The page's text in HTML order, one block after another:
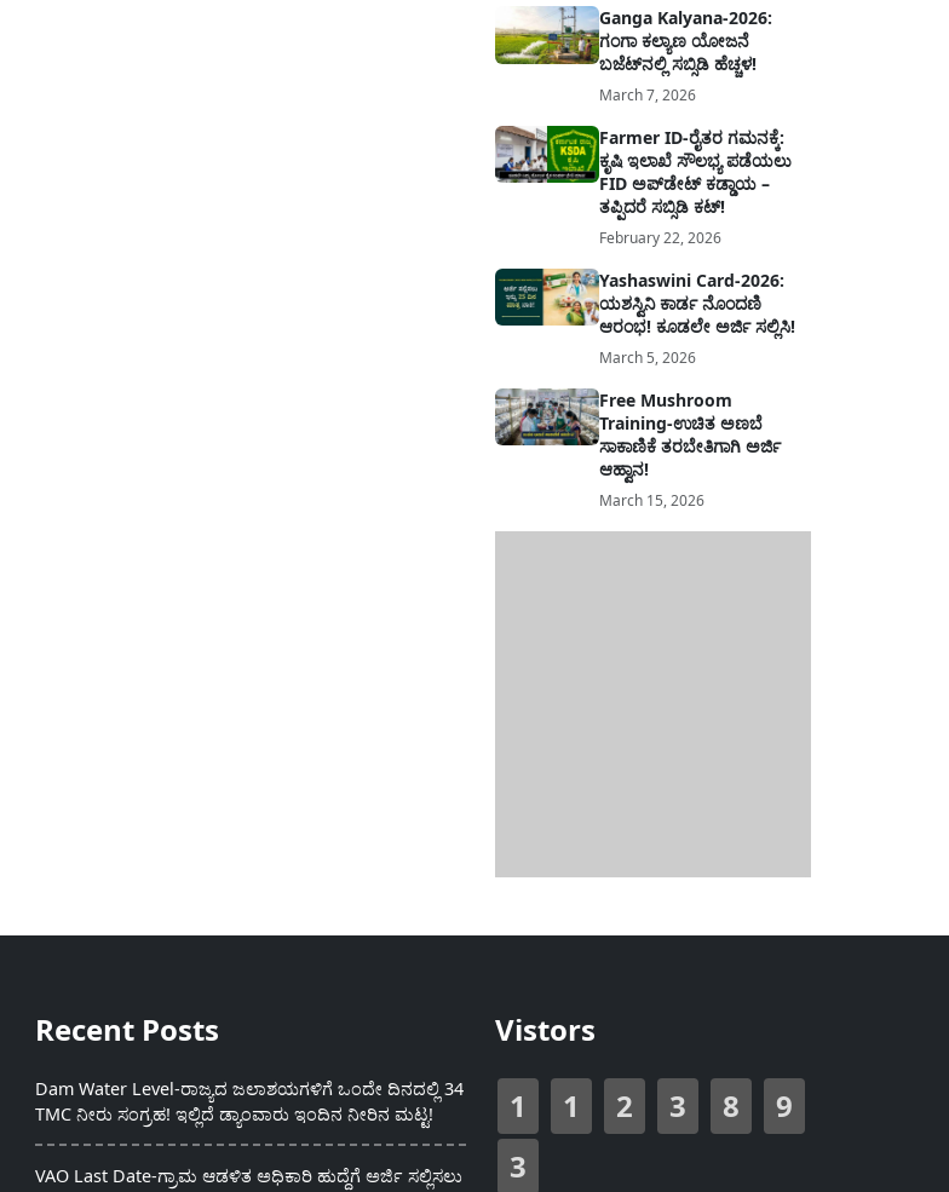
ಸಮಾಜಕ್ಕಾಗಿ ದುಡಿತಿರುತ್ತಾರೆ ಹಾಗೆಯೇ ಅವರು ತಮ್ಮ 60
ವರ್ಷಗಳ ನಂತರದ ಜೀವನವನ್ನು ನೆಮ್ಮದಿಯಿಂದ
ಕಳೆಯಬೇಕೆಂಬುದು ಪ್ರತಿಯೊಬ್ಬರ ಕನಸಾಗಿರುತ್ತದೆ ಆದ್ದರಿಂದ
ಸರ್ಕಾರವು ಹಿರಿಯ ನಾಗರಿಕರ ಗುರುತಿನ ಚೀಟಿ...
Ganga Kalyana-2026:
ಗಂಗಾ ಕಲ್ಯಾಣ ಯೋಜನೆ
ಬಜೆಟ್‌ನಲ್ಲಿ ಸಬ್ಸಿಡಿ ಹೆಚ್ಚಳ!
March 7, 2026
Farmer ID-ರೈತರ ಗಮನಕ್ಕೆ:
ಕೃಷಿ ಇಲಾಖೆ ಸೌಲಭ್ಯ ಪಡೆಯಲು
FID ಅಪ್‌ಡೇಟ್ ಕಡ್ಡಾಯ –
ತಪ್ಪಿದರೆ ಸಬ್ಸಿಡಿ ಕಟ್!
February 22, 2026
Yashaswini Card-2026:
ಯಶಸ್ವಿನಿ ಕಾರ್ಡ ನೊಂದಣಿ
ಆರಂಭ! ಕೂಡಲೇ ಅರ್ಜಿ ಸಲ್ಲಿಸಿ!
March 5, 2026
Free Mushroom
Training-ಉಚಿತ ಅಣಬೆ
ಸಾಕಾಣಿಕೆ ತರಬೇತಿಗಾಗಿ ಅರ್ಜಿ
ಆಹ್ವಾನ!
March 15, 2026
Recent Posts
Dam Water Level-ರಾಜ್ಯದ ಜಲಾಶಯಗಳಿಗೆ ಒಂದೇ ದಿನದಲ್ಲಿ 34
TMC ನೀರು ಸಂಗ್ರಹ! ಇಲ್ಲಿದೆ ಡ್ಯಾಂವಾರು ಇಂದಿನ ನೀರಿನ ಮಟ್ಟ!
VAO Last Date-ಗ್ರಾಮ ಆಡಳಿತ ಅಧಿಕಾರಿ ಹುದ್ದೆಗೆ ಅರ್ಜಿ ಸಲ್ಲಿಸಲು
Vistors
1
1 2 3 8
9
3